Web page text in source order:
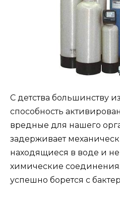
С детства большинству
способность
вредные для нашего
задерживает
находящиеся в воде и
химические
успешно борется с